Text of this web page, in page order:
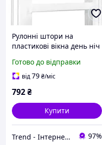
Рулонні штори на
пластикові вікна день ніч
ванної, кухні, спальні,
жалюзі для дому і офісу
Готово до відправки
від79₴/міс
792₴
Купити
Trend - Інтернет-магазин Рулонних Штор 97%